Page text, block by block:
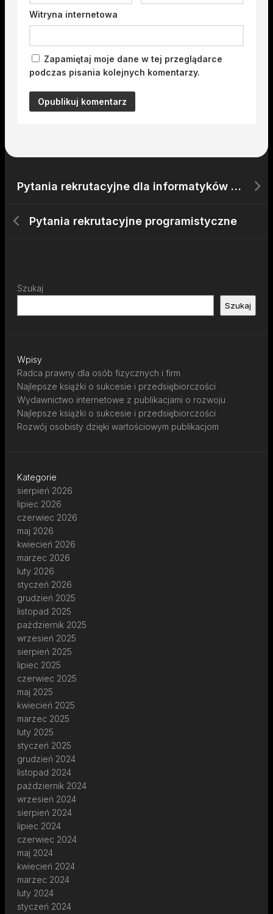
Witryna internetowa
Zapamiętaj moje dane w tej przeglądarce
podczas pisania kolejnych komentarzy.
Pytania rekrutacyjne dla informatyków na rozmowach kwalifikacyjnych
Pytania rekrutacyjne programistyczne
Szukaj
Szukaj
Wpisy
Radca prawny dla osób fizycznych i firm
Najlepsze książki o sukcesie i przedsiębiorczości
Wydawnictwo internetowe z publikacjami o rozwoju
Najlepsze książki o sukcesie i przedsiębiorczości
Rozwój osobisty dzięki wartościowym publikacjom
Kategorie
sierpień 2026
lipiec 2026
czerwiec 2026
maj 2026
kwiecień 2026
marzec 2026
luty 2026
styczeń 2026
grudzień 2025
listopad 2025
październik 2025
wrzesień 2025
sierpień 2025
lipiec 2025
czerwiec 2025
maj 2025
kwiecień 2025
marzec 2025
luty 2025
styczeń 2025
grudzień 2024
listopad 2024
październik 2024
wrzesień 2024
sierpień 2024
lipiec 2024
czerwiec 2024
maj 2024
kwiecień 2024
marzec 2024
luty 2024
styczeń 2024